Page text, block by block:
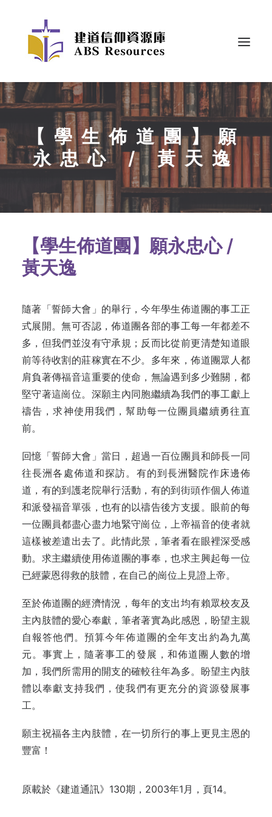
【學生佈道團】願
永忠心 / 黃天逸
【學生佈道團】願永忠心 /
黃天逸
隨著「誓師大會」的舉行，今年學生佈道團的事工正
式展開。無可否認，佈道團各部的事工每一年都差不
多，但我們並沒有守承規；反而比從前更清楚知道眼
前等待收割的莊稼實在不少。多年來，佈道團眾人都
肩負著傳福音這重要的使命，無論遇到多少難關，都
堅守著這崗位。深願主內同胞繼續為我們的事工獻上
禱告，求神使用我們，幫助每一位團員繼續勇往直
前。
回憶「誓師大會」當日，超過一百位團員和師長一同
往長洲各處佈道和探訪。有的到長洲醫院作床邊佈
道，有的到護老院舉行活動，有的到街頭作個人佈道
和派發福音單張，也有的以禱告後方支援。眼前的每
一位團員都盡心盡力地緊守崗位，上帝福音的使者就
這樣被差遣出去了。此情此景，筆者看在眼裡深受感
動。求主繼續使用佈道團的事奉，也求主興起每一位
已經蒙恩得救的肢體，在自己的崗位上見證上帝。
至於佈道團的經濟情況，每年的支出均有賴眾校友及
主內肢體的愛心奉獻，筆者著實為此感恩，盼望主親
自報答他們。預算今年佈道團的全年支出約為九萬
元。事實上，隨著事工的發展，和佈道團人數的增
加，我們所需用的開支的確較往年為多。盼望主內肢
體以奉獻支持我們，使我們有更充分的資源發展事
工。
願主祝福各主內肢體，在一切所行的事上更見主恩的
豐富！
原載於 《建道通訊》130期，2003年1月，頁14。